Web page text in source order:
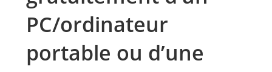
PC/ordinateur
portable ou d’une